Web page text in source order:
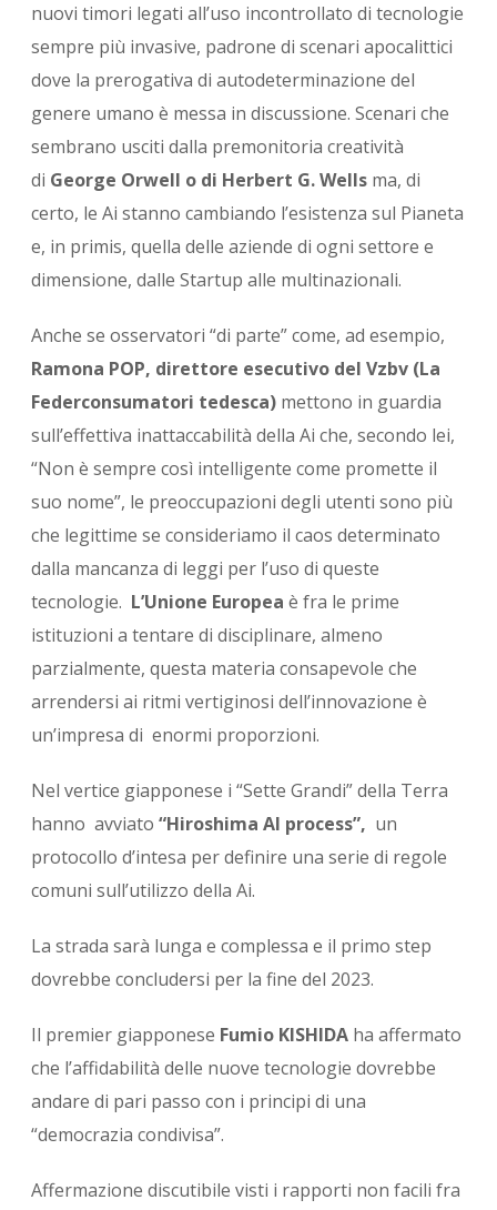
nuovi timori legati all’uso incontrollato di tecnologie
sempre più invasive, padrone di scenari apocalittici
dove la prerogativa di autodeterminazione del
genere umano è messa in discussione. Scenari che
sembrano usciti dalla premonitoria creatività
di George Orwell o di Herbert G. Wellsma, di
certo, le Ai stanno cambiando l’esistenza sul Pianeta
e, in primis, quella delle aziende di ogni settore e
dimensione, dalle Startup alle multinazionali.
Anche se osservatori “di parte” come, ad esempio,
Ramona POP, direttore esecutivo del Vzbv (La
Federconsumatori tedesca)mettono in guardia
sull’effettiva inattaccabilità della Ai che, secondo lei,
“Non è sempre così intelligente come promette il
suo nome”, le preoccupazioni degli utenti sono più
che legittime se consideriamo il caos determinato
dalla mancanza di leggi per l’uso di queste
tecnologie. L’Unione Europea è fra le prime
istituzioni a tentare di disciplinare, almeno
parzialmente, questa materia consapevole che
arrendersi ai ritmi vertiginosi dell’innovazione è
un’impresa di enormi proporzioni.
Nel vertice giapponese i “Sette Grandi” della Terra
hanno avviato “Hiroshima AI process”, un
protocollo d’intesa per definire una serie di regole
comuni sull’utilizzo della Ai.
La strada sarà lunga e complessa e il primo step
dovrebbe concludersi per la fine del 2023.
Il premier giapponese Fumio KISHIDA ha affermato
che l’affidabilità delle nuove tecnologie dovrebbe
andare di pari passo con i principi di una
“democrazia condivisa”.
Affermazione discutibile visti i rapporti non facili fra